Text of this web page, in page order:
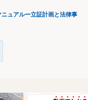
ニュアルー立証計画と法律事